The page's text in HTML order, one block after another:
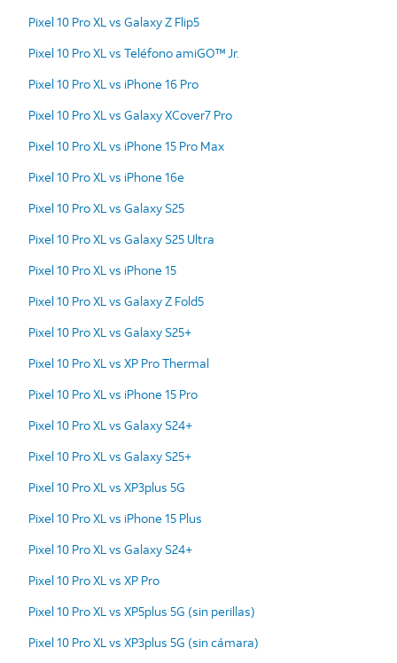
Pixel 10 Pro XL vs Galaxy Z Flip5
Pixel 10 Pro XL vs Teléfono amiGO™ Jr.
Pixel 10 Pro XL vs iPhone 16 Pro
Pixel 10 Pro XL vs Galaxy XCover7 Pro
Pixel 10 Pro XL vs iPhone 15 Pro Max
Pixel 10 Pro XL vs iPhone 16e
Pixel 10 Pro XL vs Galaxy S25
Pixel 10 Pro XL vs Galaxy S25 Ultra
Pixel 10 Pro XL vs iPhone 15
Pixel 10 Pro XL vs Galaxy Z Fold5
Pixel 10 Pro XL vs Galaxy S25+
Pixel 10 Pro XL vs XP Pro Thermal
Pixel 10 Pro XL vs iPhone 15 Pro
Pixel 10 Pro XL vs Galaxy S24+
Pixel 10 Pro XL vs Galaxy S25+
Pixel 10 Pro XL vs XP3plus 5G
Pixel 10 Pro XL vs iPhone 15 Plus
Pixel 10 Pro XL vs Galaxy S24+
Pixel 10 Pro XL vs XP Pro
Pixel 10 Pro XL vs XP5plus 5G (sin perillas)
Pixel 10 Pro XL vs XP3plus 5G (sin cámara)